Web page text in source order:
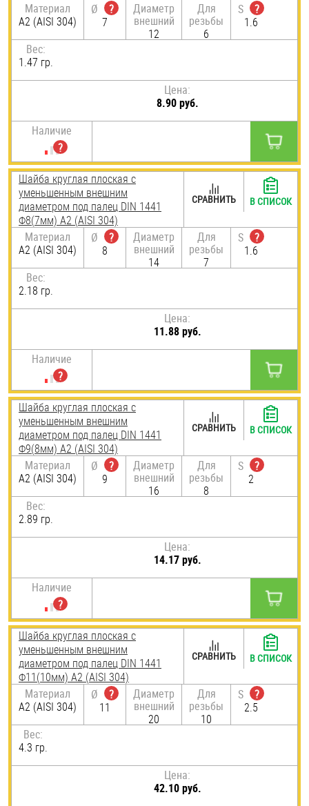
Материал
А2 (AISI 304)
Ø
?
7
Диаметр
внешний
12
Для
резьбы
6
S
?
1.6
Вес:
1.47 гр.
Цена:
8.90 руб.
Наличие
Шайба круглая плоская с
уменьшенным внешним
диаметром под палец DIN 1441
Ф8(7мм) А2 (AISI 304)
Материал
А2 (AISI 304)
Ø
?
8
Диаметр
внешний
14
Для
резьбы
7
S
?
1.6
Вес:
2.18 гр.
Цена:
11.88 руб.
Наличие
СРАВНИТЬ В СПИСОК
Шайба круглая плоская с
уменьшенным внешним
диаметром под палец DIN 1441
Ф9(8мм) А2 (AISI 304)
Материал
А2 (AISI 304)
Ø
?
9
Диаметр
внешний
16
Для
резьбы
8
S
?
2
Вес:
2.89 гр.
Цена:
14.17 руб.
Наличие
СРАВНИТЬ В СПИСОК
Шайба круглая плоская с
уменьшенным внешним
диаметром под палец DIN 1441
Ф11(10мм) А2 (AISI 304)
Материал
А2 (AISI 304)
Ø
?
11
Диаметр
внешний
20
Для
резьбы
10
S
?
2.5
Вес:
4.3 гр.
Цена:
42.10 руб.
СРАВНИТЬ В СПИСОК